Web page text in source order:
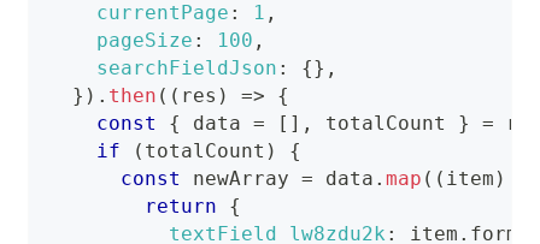
currentPage : 1 ,
pageSize : 100 ,
searchFieldJson : {} ,
} ) . then ( ( res ) =>
{
const
{ data = [ ] , totalCount } =
if
( totalCount )
{
const
newArray = data . map ( ( item )
return
{
textField_lw8zdu2k : item .